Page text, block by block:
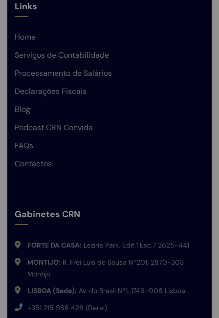
Links
Home
Serviços de Contabilidade
Processamento de Salários
Declarações Fiscais
Blog
Podcast CRN Convida
FAQs
Contactos
Gabinetes CRN
FORTE DA CASA: Leziria Park, Edif.1 Esc.7 2625-441
MONTIJO: R. Frei Luis de Sousa Nº201, 2870-303
Montijo
LISBOA (Sede): Av. do Brasil Nº1, 1749-008 Lisboa
+351 215 986 428 (Geral)